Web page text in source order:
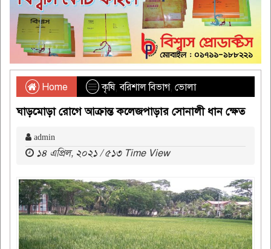
Home কৃষি,বরিশাল বিভাগ, ভোলা
ঘাড়মোড়া রোগে আক্রান্ত কলেজপাড়ার সোনালী ধান ক্ষেত
admin
১৪ এপ্রিল, ২০২১ / ৫১৩ Time View